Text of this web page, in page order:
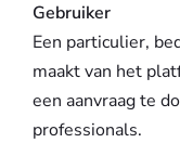
Gebruiker
Een particulier,
maakt van het
een aanvraag te
professionals.